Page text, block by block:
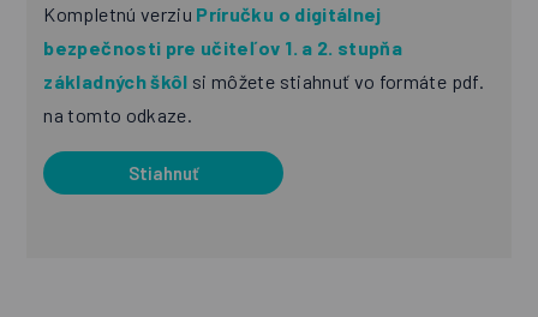
Kompletnú verziu Príručku o digitálnej
bezpečnosti pre učiteľov 1. a 2. stupňa
základných škôl si môžete stiahnuť vo formáte pdf.
na tomto odkaze.
Stiahnuť